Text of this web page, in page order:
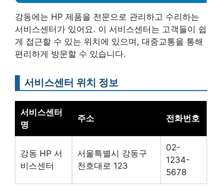
강동에는 HP 제품을 전문으로 관리하고 수리하는
서비스센터가 있어요. 이 서비스센터는 고객들이 쉽
게 접근할 수 있는 위치에 있으며, 대중교통을 통해
편리하게 방문할 수 있습니다.
서비스센터 위치 정보
서비스센터
명
주소 전화번호
강동 HP 서
비스센터
서울특별시 강동구
천호대로 123
02-
1234-
5678